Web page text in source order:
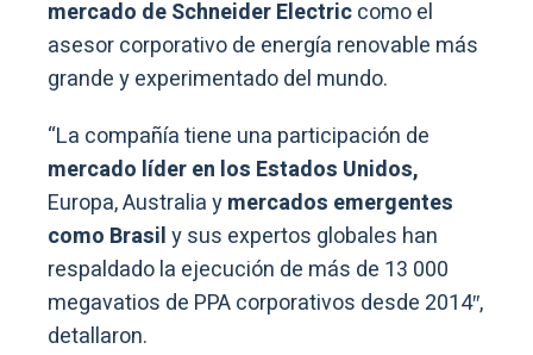
mercado de Schneider Electriccomo el
asesor corporativo de energía renovable más
grande y experimentado del mundo.
“La compañía tiene una participación de
mercado líder en los Estados Unidos,
Europa, Australia ymercados emergentes
como Brasily sus expertos globales han
respaldado la ejecución de más de 13 000
megavatios de PPA corporativos desde 2014″,
detallaron.